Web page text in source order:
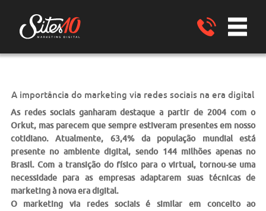
A importância do marketing via redes sociais na era digital
As redes sociais ganharam destaque a partir de 2004 com o
Orkut, mas parecem que sempre estiveram presentes em nosso
cotidiano. Atualmente, 63,4% da população mundial está
presente no ambiente digital, sendo 144 milhões apenas no
Brasil. Com a transição do físico para o virtual, tornou-se uma
necessidade para as empresas adaptarem suas técnicas de
marketing à nova era digital.
O marketing via redes sociaisé similar em conceito ao